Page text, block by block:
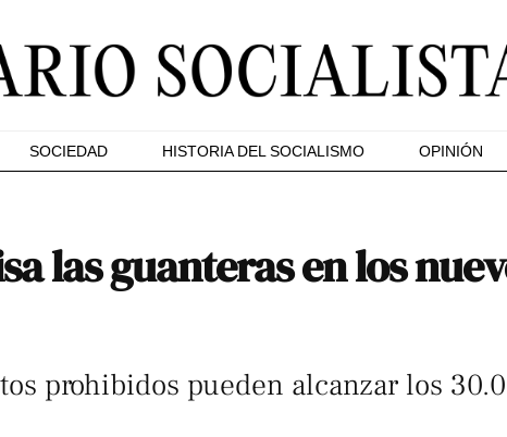
SOCIEDAD HISTORIA DEL SOCIALISMO OPINIÓN
las guanteras en los
prohibidos pueden alcanzar los